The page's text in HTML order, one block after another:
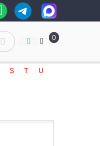
0
S T
U